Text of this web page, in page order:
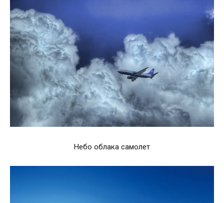
Небо облака самолет